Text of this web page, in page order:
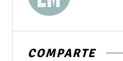
COMPARTE